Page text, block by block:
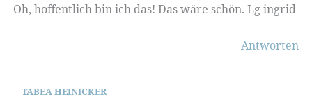
Oh, hoffentlich bin ich das! Das wäre schön. Lg ingrid
Antworten
TABEA HEINICKER